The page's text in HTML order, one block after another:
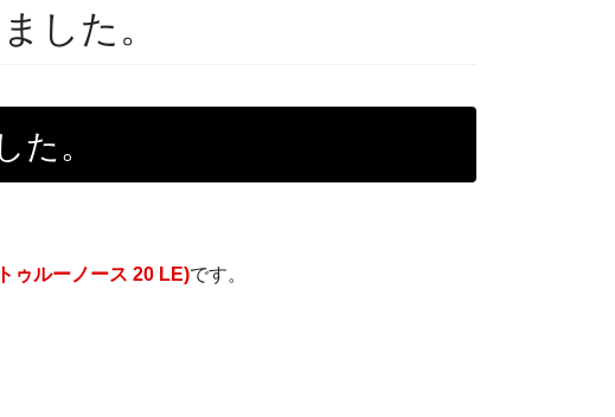
した。
た。
ゥルーノース 20 LE)です。